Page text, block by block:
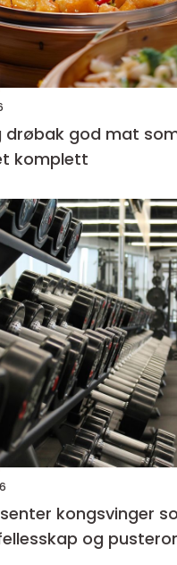
mat som gjør
komplett
kongsvinger
og